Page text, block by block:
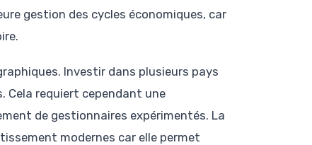
gestion des cycles économiques, car
Investir dans plusieurs pays
Cela requiert cependant une
de gestionnaires expérimentés. La
modernes car elle permet